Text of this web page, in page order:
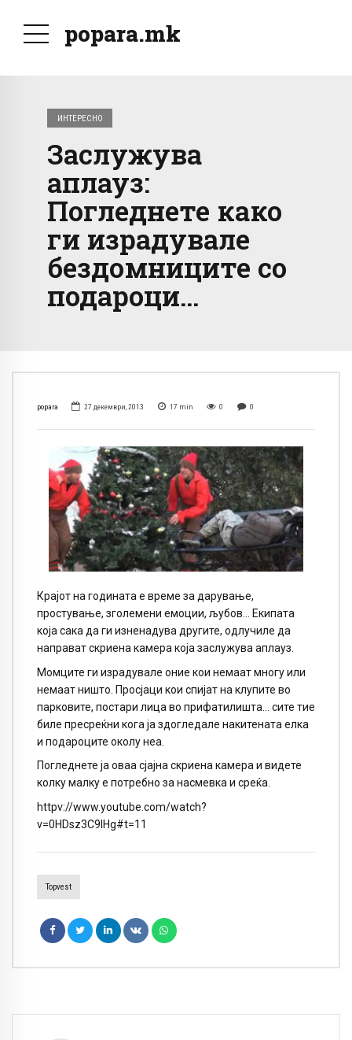
popara.mk
ИНТЕРЕСНО
Заслужува
аплауз:
Погледнете како
ги израдувале
бездомниците со
подароци…
popara 27 декември, 2013 17 min 0 0
Крајот на годината е време за дарување,
простување, зголемени емоции, љубов… Екипата
која сака да ги изненадува другите, одлучиле да
направат скриена камера која заслужува аплауз.
Момците ги израдувале оние кои немаат многу или
немаат ништо. Просјаци кои спијат на клупите во
парковите, постари лица во прифатилишта… сите тие
биле пресреќни кога ја здогледале накитената елка
и подароците околу неа.
Погледнете ја оваа сјајна скриена камера и видете
колку малку е потребно за насмевка и среќа.
httpv://www.youtube.com/watch?
v=0HDsz3C9IHg#t=11
Topvest